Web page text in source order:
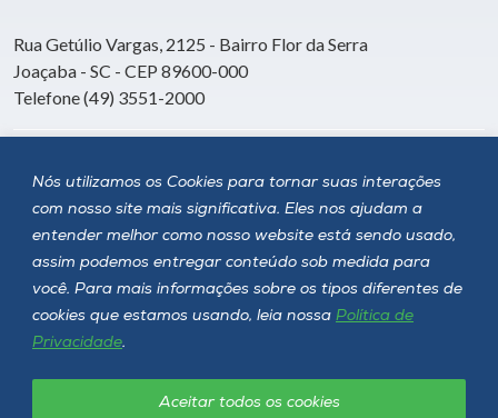
Nós utilizamos os Cookies para tornar suas interações
com nosso site mais significativa. Eles nos ajudam a
entender melhor como nosso website está sendo usado,
assim podemos entregar conteúdo sob medida para
você. Para mais informações sobre os tipos diferentes de
cookies que estamos usando, leia nossa Política de
Privacidade.
Aceitar todos os cookies
Rua Getúlio Vargas, 2125 - Bairro Flor da Serra
Joaçaba - SC - CEP 89600-000
Telefone (49) 3551-2000
Siga a Unoesc